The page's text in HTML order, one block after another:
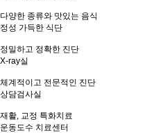
다양한 종류와 맛있는 음식
정성 가득한 식단
정밀하고 정확한 진단
X-ray실
체계적이고 전문적인 진단
상담검사실
재활, 교정 특화치료
운동도수 치료센터